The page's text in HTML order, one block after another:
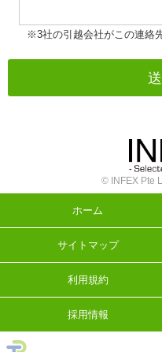
※3社の引越会社がこの連絡
© INFEX Pte
ホーム
サイトマップ
利用規約
採用情報